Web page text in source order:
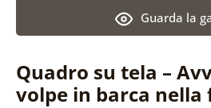
Quadro su tela –
volpe in barca nella
Guarda la